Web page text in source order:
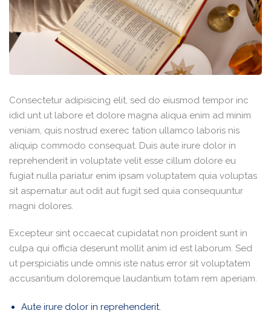
Consectetur adipisicing elit, sed do eiusmod tempor inc
idid unt ut labore et dolore magna aliqua enim ad minim
veniam, quis nostrud exerec tation ullamco laboris nis
aliquip commodo consequat. Duis aute irure dolor in
reprehenderit in voluptate velit esse cillum dolore eu
fugiat nulla pariatur enim ipsam voluptatem quia voluptas
sit aspernatur aut odit aut fugit sed quia consequuntur
magni dolores.
Excepteur sint occaecat cupidatat non proident sunt in
culpa qui officia deserunt mollit anim id est laborum. Sed
ut perspiciatis unde omnis iste natus error sit voluptatem
accusantium doloremque laudantium totam rem aperiam.
Aute irure dolor in reprehenderit.